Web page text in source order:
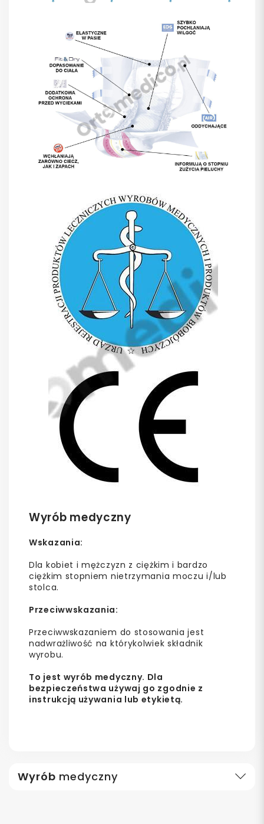
Wyrób medyczny
Wskazania:
Dla kobiet i mężczyzn z ciężkim i bardzo
ciężkim stopniem nietrzymania moczu i/lub
stolca.
Przeciwwskazania:
Przeciwwskazaniem do stosowania jest
nadwrażliwość na którykolwiek składnik
wyrobu.
To jest wyrób medyczny. Dla
bezpieczeństwa używaj go zgodnie z
instrukcją używania lub etykietą.
Wyrób medyczny